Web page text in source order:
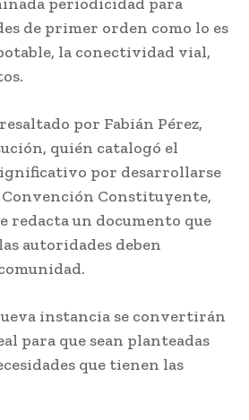
periodicidad para
de primer orden como lo es
la conectividad vial,
por Fabián Pérez,
quién catalogó el
por desarrollarse
Constituyente,
redacta un documento que
autoridades deben
instancia se convertirán
para que sean planteadas
que tienen las